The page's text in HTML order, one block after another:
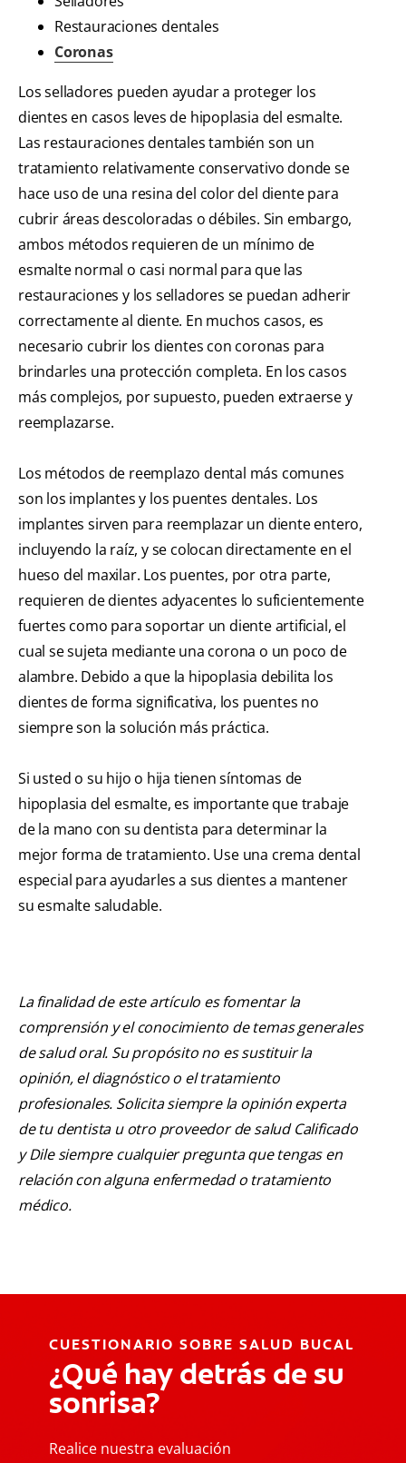
Restauraciones dentales
Coronas
Los selladores pueden ayudar a proteger los
dientes en casos leves de hipoplasia del esmalte.
Las restauraciones dentales también son un
tratamiento relativamente conservativo donde se
hace uso de una resina del color del diente para
cubrir áreas descoloradas o débiles. Sin embargo,
ambos métodos requieren de un mínimo de
esmalte normal o casi normal para que las
restauraciones y los selladores se puedan adherir
correctamente al diente. En muchos casos, es
necesario cubrir los dientes con coronas para
brindarles una protección completa. En los casos
más complejos, por supuesto, pueden extraerse y
reemplazarse.
Los métodos de reemplazo dental más comunes
son los implantes y los puentes dentales. Los
implantes sirven para reemplazar un diente entero,
incluyendo la raíz, y se colocan directamente en el
hueso del maxilar. Los puentes, por otra parte,
requieren de dientes adyacentes lo suficientemente
fuertes como para soportar un diente artificial, el
cual se sujeta mediante una corona o un poco de
alambre. Debido a que la hipoplasia debilita los
dientes de forma significativa, los puentes no
siempre son la solución más práctica.
Si usted o su hijo o hija tienen síntomas de
hipoplasia del esmalte, es importante que trabaje
de la mano con su dentista para determinar la
mejor forma de tratamiento. Use una crema dental
especial para ayudarles a sus dientes a mantener
su esmalte saludable.
La finalidad de este artículo es fomentar la
comprensión y el conocimiento de temas generales
de salud oral. Su propósito no es sustituir la
opinión, el diagnóstico o el tratamiento
profesionales. Solicita siempre la opinión experta
de tu dentista u otro proveedor de salud Calificado
y Dile siempre cualquier pregunta que tengas en
relación con alguna enfermedad o tratamiento
médico.
CUESTIONARIO SOBRE SALUD BUCAL
¿Qué hay detrás de su
sonrisa?
Realice nuestra evaluación